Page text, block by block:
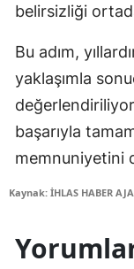
belirsizliği
Bu adım,
yaklaşımla
başarıyla
memnuniyetini
Kaynak: İHLAS HABER